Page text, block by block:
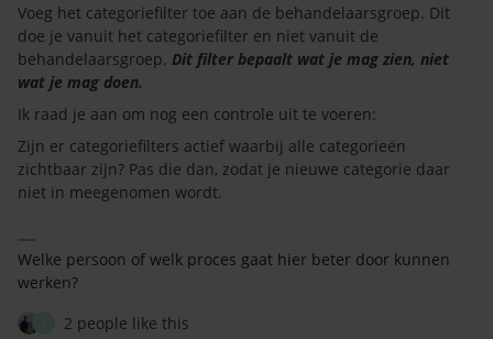
Voeg het categoriefilter toe aan de behandelaarsgroep. Dit
doe je vanuit het categoriefilter en niet vanuit de
behandelaarsgroep. Dit filter bepaalt wat je mag zien, niet
wat je mag doen.
Ik raad je aan om nog een controle uit te voeren:
Zijn er categoriefilters actief waarbij alle categorieën
zichtbaar zijn? Pas die dan, zodat je nieuwe categorie daar
niet in meegenomen wordt.
Welke persoon of welk proces gaat hier beter door kunnen
werken?
2 people like this